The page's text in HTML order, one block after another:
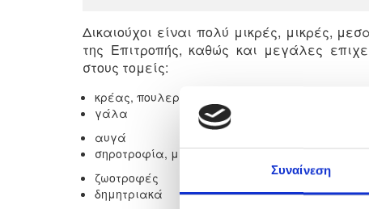
Συναίνεση
Δικαιούχοι είναι πολύ μικρές, μικρές,
της Επιτροπής, καθώς και μεγάλες
στους τομείς:
κρέας, πουλερικά, κουνέλια
γάλα
αυγά
σηροτροφία, μελισσοκομία,
ζωοτροφές
δημητριακά